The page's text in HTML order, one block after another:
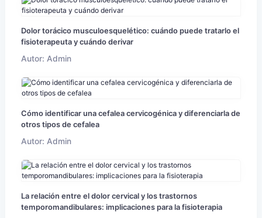
Dolor torácico musculoesquelético: cuándo puede tratarlo el
fisioterapeuta y cuándo derivar
Autor: Admin
Cómo identificar una cefalea cervicogénica y diferenciarla de
otros tipos de cefalea
Autor: Admin
La relación entre el dolor cervical y los trastornos
temporomandibulares: implicaciones para la fisioterapia